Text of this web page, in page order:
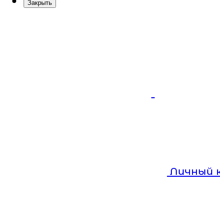
Закрыть
Личный